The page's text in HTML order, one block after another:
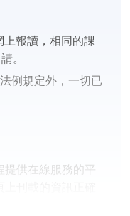
（如申請人未滿18
，親往HKU SPACE
測試費用。
親臨報
咭、支票等形式繳
可通過網上申請個
報讀，相同的課
。
例規定外，一切已
提供在線服務的平